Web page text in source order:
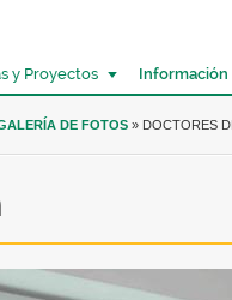
y Proyectos Información
DE FOTOS » DOCTORES